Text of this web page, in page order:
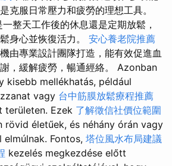
克服日常壓力和疲勞的理想工具。
整天工作後的休息還是定期放鬆，
身心並恢復活力。 安心養老院推薦
由專業設計團隊打造，能有效促進血
，緩解疲勞，暢通經絡。 Azonban
kisebb mellékhatás, például
vagy 台中筋膜放鬆療程推薦
területen. Ezek 了解徵信社價位範圍
rövid életűek, és néhány órán vagy
elmúlnak. Fontos, 塔位風水布局建議
kezelés megkezdése előtt